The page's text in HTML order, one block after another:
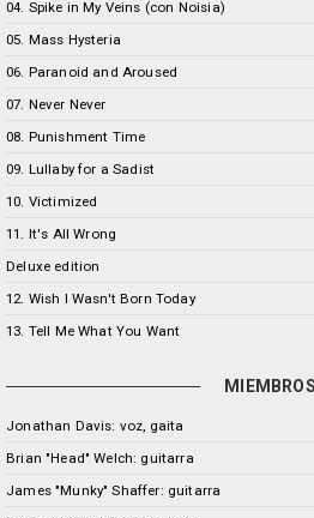
04. Spike in My Veins (con Noisia)
05. Mass Hysteria
06. Paranoid and Aroused
07. Never Never
08. Punishment Time
09. Lullaby for a Sadist
10. Victimized
11. It's All Wrong
Deluxe edition
12. Wish I Wasn't Born Today
13. Tell Me What You Want
MIEMBROS
Jonathan Davis: voz, gaita
Brian "Head" Welch: guitarra
James "Munky" Shaffer: guitarra